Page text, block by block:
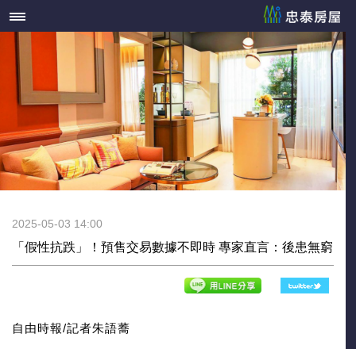
「假性抗跌」！預售交易數據不即時 專家直言：後患無窮
2025-05-03 14:00
自由時報/記者朱語蕎